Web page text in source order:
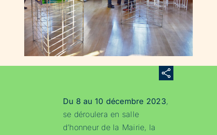
Du 8 au 10 décembre 2023,
se déroulera en salle
d’honneur de la Mairie, la